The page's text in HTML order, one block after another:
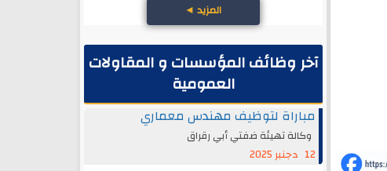
المزيد ◄
آخر وظائف المؤسسات و المقاولات
العمومية
مباراة لتوظيف مهندس معماري
وكالة تهيئة ضفتي أبي رقراق
12 دجنبر 2025